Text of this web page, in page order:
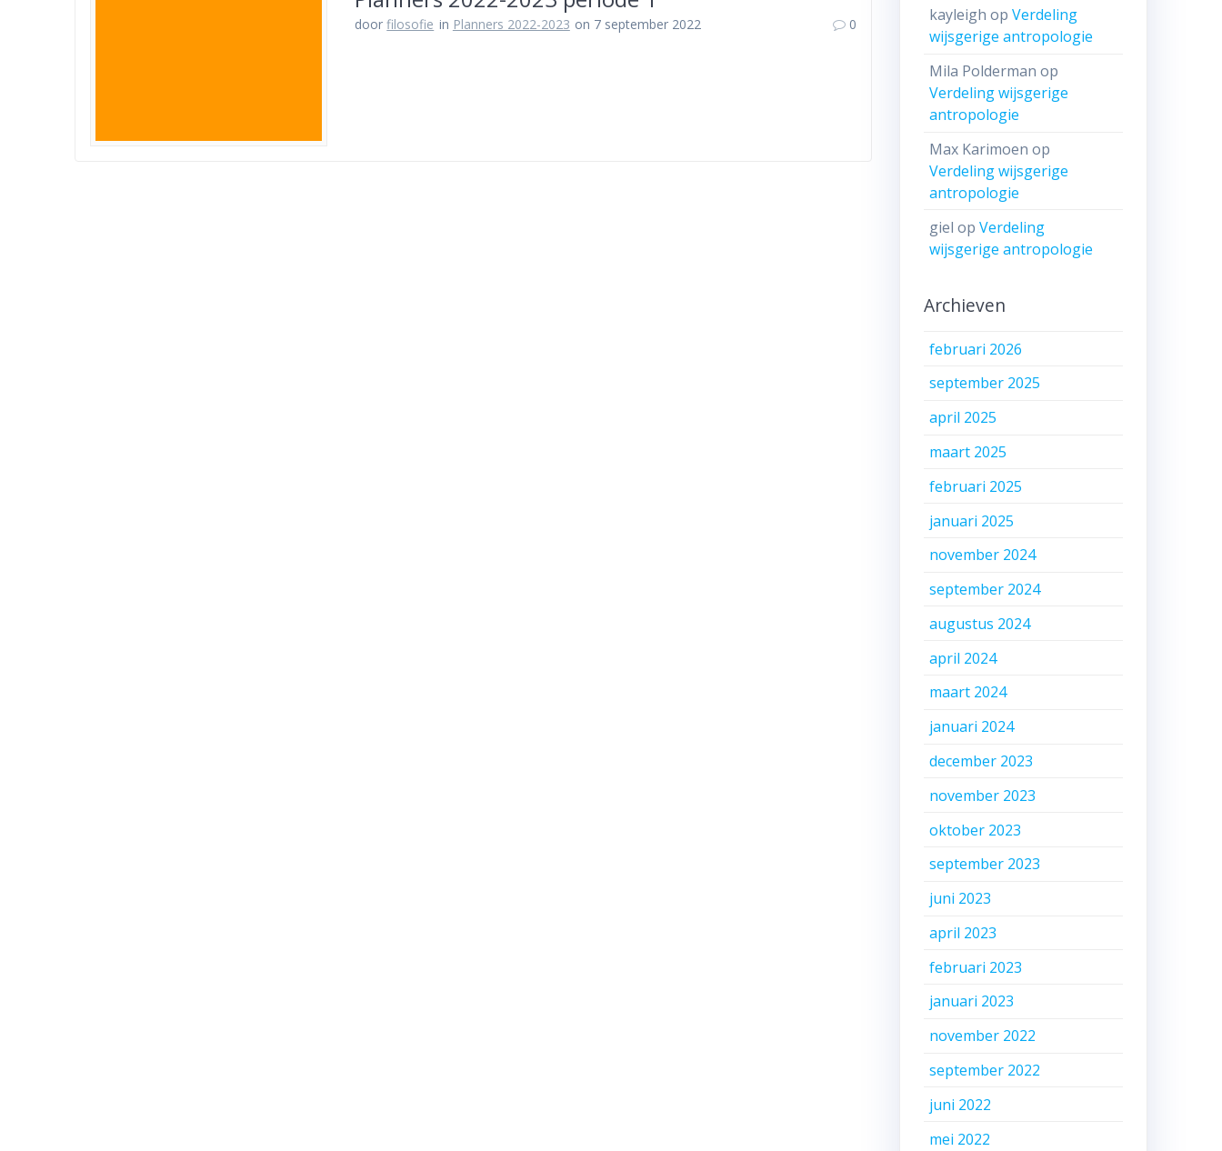
doorfilosofie in Planners 2022-2023 on 7 september 2022 0
kayleigh opVerdeling
wijsgerige antropologie
Mila Polderman op
Verdeling wijsgerige
antropologie
Max Karimoen op
Verdeling wijsgerige
antropologie
giel opVerdeling
wijsgerige antropologie
Archieven
februari 2026
september 2025
april 2025
maart 2025
februari 2025
januari 2025
november 2024
september 2024
augustus 2024
april 2024
maart 2024
januari 2024
december 2023
november 2023
oktober 2023
september 2023
juni 2023
april 2023
februari 2023
januari 2023
november 2022
september 2022
juni 2022
mei 2022